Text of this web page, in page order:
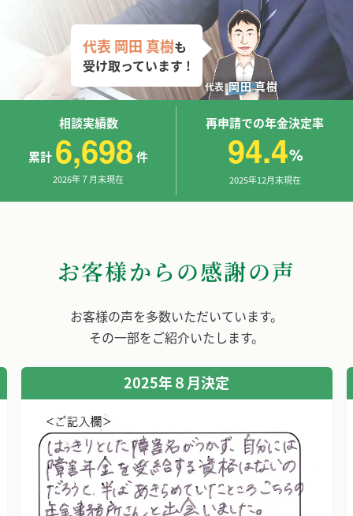
代表 岡田 真樹も
受け取っています !
代表 岡田 真樹
相談実績数
累計 6,698 件
2026年７月末現在
再申請での年金決定率
94.4%
2025年12月末現在
お客様からの感謝の声
お客様の声を多数いただいています。
その一部をご紹介いたします。
2025年８月決定